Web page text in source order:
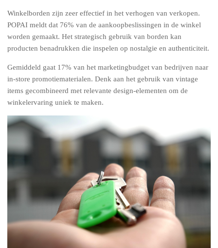
Winkelborden zijn zeer effectief in het verhogen van verkopen.
POPAI meldt dat 76% van de aankoopbeslissingen in de winkel
worden gemaakt. Het strategisch gebruik van borden kan
producten benadrukken die inspelen op nostalgie en authenticiteit.
Gemiddeld gaat 17% van het marketingbudget van bedrijven naar
in-store promotiematerialen. Denk aan het gebruik van vintage
items gecombineerd met relevante design-elementen om de
winkelervaring uniek te maken.